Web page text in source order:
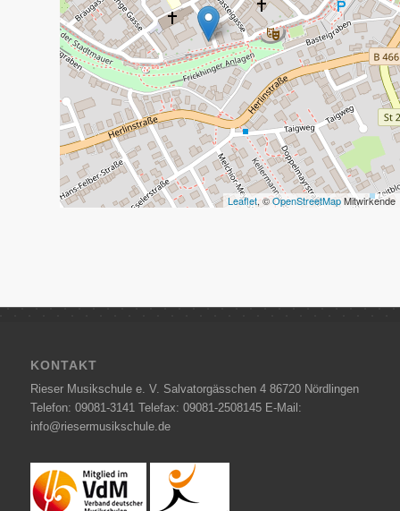
Leaflet, ©OpenStreetMapMitwirkende
KONTAKT
Rieser Musikschule e. V. Salvatorgässchen 4 86720 Nördlingen
Telefon: 09081-3141 Telefax: 09081-2508145 E-Mail:
info@riesermusikschule.de